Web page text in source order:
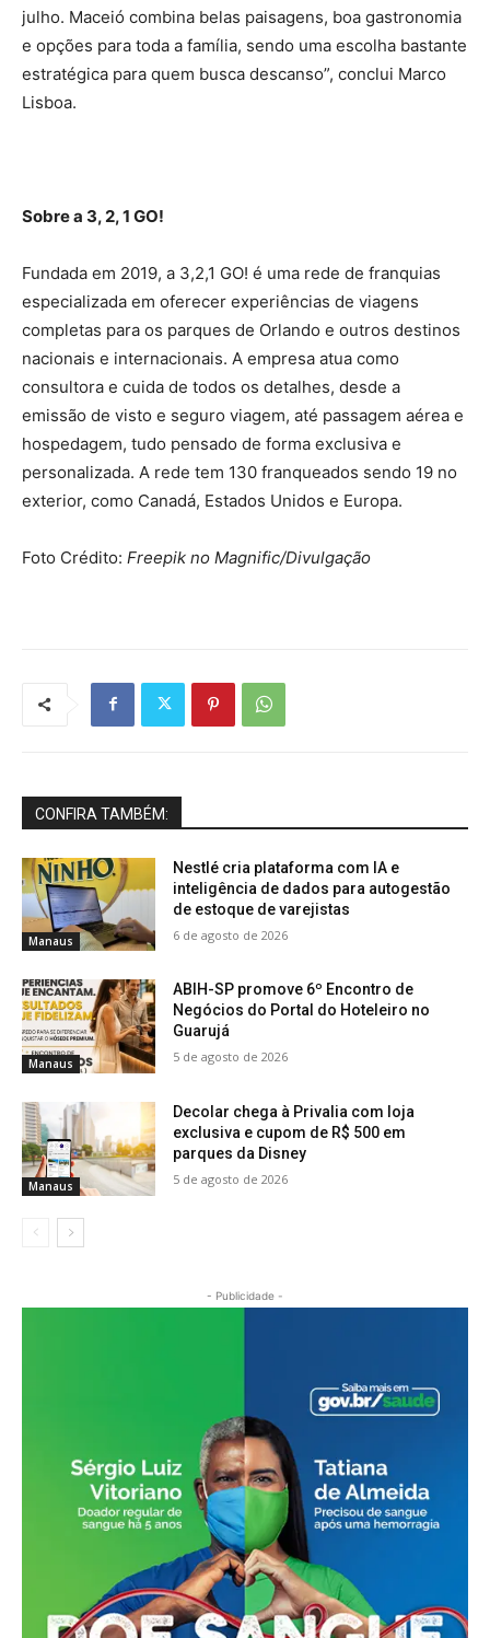
julho. Maceió combina belas paisagens, boa gastronomia
e opções para toda a família, sendo uma escolha bastante
estratégica para quem busca descanso”, conclui Marco
Lisboa.
Sobre a 3, 2, 1 GO!
Fundada em 2019, a 3,2,1 GO! é uma rede de franquias
especializada em oferecer experiências de viagens
completas para os parques de Orlando e outros destinos
nacionais e internacionais. A empresa atua como
consultora e cuida de todos os detalhes, desde a
emissão de visto e seguro viagem, até passagem aérea e
hospedagem, tudo pensado de forma exclusiva e
personalizada. A rede tem 130 franqueados sendo 19 no
exterior, como Canadá, Estados Unidos e Europa.
Foto Crédito: Freepik no Magnific/Divulgação
CONFIRA TAMBÉM:
Manaus
Nestlé cria plataforma com IA e
inteligência de dados para autogestão
de estoque de varejistas
6 de agosto de 2026
Manaus
ABIH-SP promove 6º Encontro de
Negócios do Portal do Hoteleiro no
Guarujá
5 de agosto de 2026
Manaus
Decolar chega à Privalia com loja
exclusiva e cupom de R$ 500 em
parques da Disney
5 de agosto de 2026
- Publicidade -